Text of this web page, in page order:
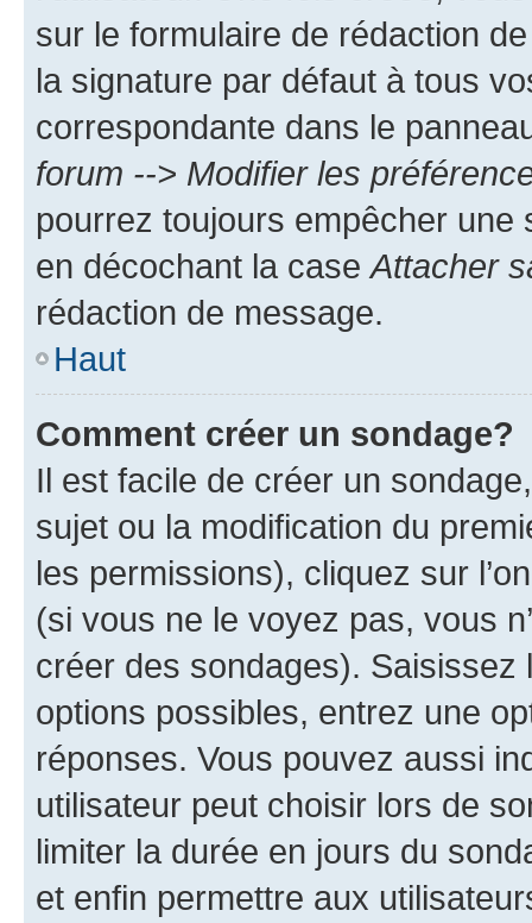
sur le formulaire de rédaction
la signature par défaut à tous
correspondante dans le
forum --> Modifier les
pourrez toujours empêcher une
en décochant la caseAttacher
rédaction de message.
Haut
Comment créer un sondage?
Il est facile de créer un
sujet ou la modification du
les permissions), cliquez sur
(si vous ne le voyez pas, vous
créer des sondages).
options possibles, entrez une
réponses. Vous pouvez aussi
utilisateur peut choisir lors de
limiter la durée en jours du
et enfin permettre aux